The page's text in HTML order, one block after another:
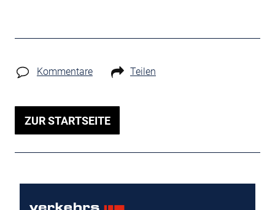
Kommentare Teilen
ZUR STARTSEITE